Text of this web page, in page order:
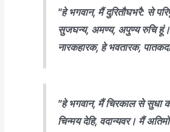
"हे भगवान, मैं दुरितौघभरै: से
सुजघन्य, अमण्य, अपुण्य रुचि
नारकहारक, हे भवतारक,
"हे भगवान, मैं चिरकाल से सुधा
चिन्मय देहि, वदान्यवर। मैं